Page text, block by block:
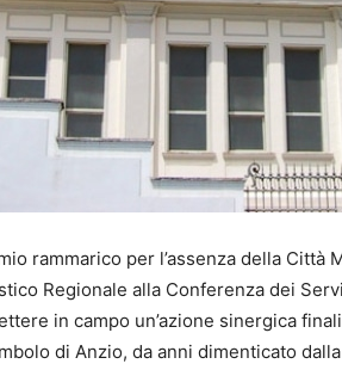
rammarico per l’assenza della Città
Regionale alla Conferenza dei
in campo un’azione sinergica
di Anzio, da anni dimenticato